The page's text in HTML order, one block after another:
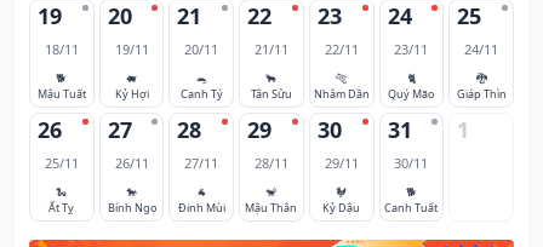
19
18/11
🐕
Mậu Tuất
20
19/11
🐖
Kỷ Hợi
21
20/11
🐀
Canh Tý
22
21/11
🐂
Tân Sửu
23
22/11
🐅
Nhâm Dần
24
23/11
🐈
Quý Mão
25
24/11
🐉
Giáp Thìn
26
25/11
🐍
Ất Tỵ
27
26/11
🐎
Bính Ngọ
28
27/11
🐐
Đinh Mùi
29
28/11
🐒
Mậu Thân
30
29/11
🐓
Kỷ Dậu
31
30/11
🐕
Canh Tuất
1